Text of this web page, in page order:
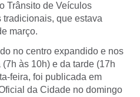
Trânsito de Veículos
tradicionais, que estava
março.
no centro expandido e nos
às 10h) e da tarde (17h
feira, foi publicada em
da Cidade no domingo